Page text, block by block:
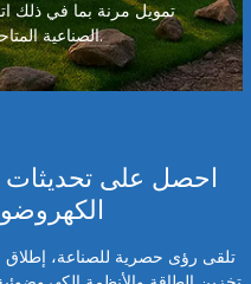
تمويل مرنة بما في ذلك
الصناعية المتاحة للمشاريع التجارية.
احصل على تحديثات
تلقى رؤى حصرية للصناعة، إطلاق